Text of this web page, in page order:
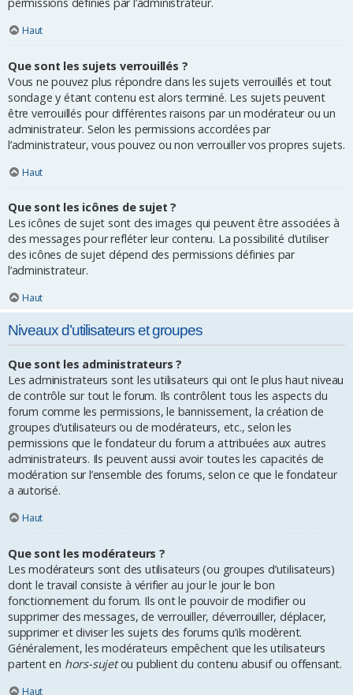
Haut
Que sont les sujets verrouillés ?
Vous ne pouvez plus répondre dans les sujets verrouillés et tout
sondage y étant contenu est alors terminé. Les sujets peuvent
être verrouillés pour différentes raisons par un modérateur ou un
administrateur. Selon les permissions accordées par
l’administrateur, vous pouvez ou non verrouiller vos propres sujets.
Haut
Que sont les icônes de sujet ?
Les icônes de sujet sont des images qui peuvent être associées à
des messages pour refléter leur contenu. La possibilité d’utiliser
des icônes de sujet dépend des permissions définies par
l’administrateur.
Haut
Niveaux d’utilisateurs et groupes
Que sont les administrateurs ?
Les administrateurs sont les utilisateurs qui ont le plus haut niveau
de contrôle sur tout le forum. Ils contrôlent tous les aspects du
forum comme les permissions, le bannissement, la création de
groupes d’utilisateurs ou de modérateurs, etc., selon les
permissions que le fondateur du forum a attribuées aux autres
administrateurs. Ils peuvent aussi avoir toutes les capacités de
modération sur l’ensemble des forums, selon ce que le fondateur
a autorisé.
Haut
Que sont les modérateurs ?
Les modérateurs sont des utilisateurs (ou groupes d’utilisateurs)
dont le travail consiste à vérifier au jour le jour le bon
fonctionnement du forum. Ils ont le pouvoir de modifier ou
supprimer des messages, de verrouiller, déverrouiller, déplacer,
supprimer et diviser les sujets des forums qu’ils modèrent.
Généralement, les modérateurs empêchent que les utilisateurs
partent en hors-sujetou publient du contenu abusif ou offensant.
Haut